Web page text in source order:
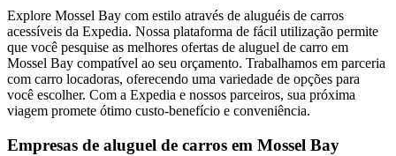
Explore Mossel Bay com estilo através de aluguéis de carros
acessíveis da Expedia. Nossa plataforma de fácil utilização permite
que você pesquise as melhores ofertas de aluguel de carro em
Mossel Bay compatível ao seu orçamento. Trabalhamos em parceria
com carro locadoras, oferecendo uma variedade de opções para
você escolher. Com a Expedia e nossos parceiros, sua próxima
viagem promete ótimo custo-benefício e conveniência.
Empresas de aluguel de carros em Mossel Bay